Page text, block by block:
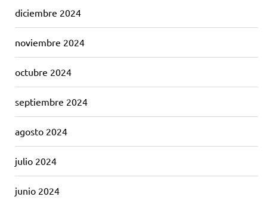
diciembre 2024
noviembre 2024
octubre 2024
septiembre 2024
agosto 2024
julio 2024
junio 2024